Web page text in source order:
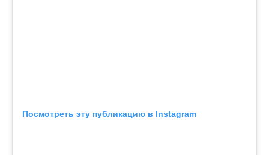
Посмотреть эту публикацию в Instagram